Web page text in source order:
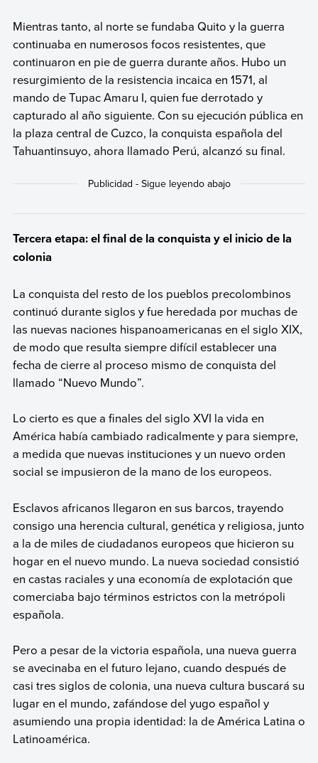
Mientras tanto, al norte se fundaba Quito y la guerra
continuaba en numerosos focos resistentes, que
continuaron en pie de guerra durante años. Hubo un
resurgimiento de la resistencia incaica en 1571, al
mando de Tupac Amaru I, quien fue derrotado y
capturado al año siguiente. Con su ejecución pública en
la plaza central de Cuzco, la conquista española del
Tahuantinsuyo, ahora llamado Perú, alcanzó su final.
Tercera etapa: el final de la conquista y el inicio de la
colonia
La conquista del resto de los pueblos precolombinos
continuó durante siglos y fue heredada por muchas de
las nuevas naciones hispanoamericanas en el siglo XIX,
de modo que resulta siempre difícil establecer una
fecha de cierre al proceso mismo de conquista del
llamado “Nuevo Mundo”.
Lo cierto es que a finales del siglo XVI la vida en
América había cambiado radicalmente y para siempre,
a medida que nuevas instituciones y un nuevo orden
social se impusieron de la mano de los europeos.
Esclavos africanos llegaron en sus barcos, trayendo
consigo una herencia cultural, genética y religiosa, junto
a la de miles de ciudadanos europeos que hicieron su
hogar en el nuevo mundo. La nueva sociedad consistió
en castas raciales y una economía de explotación que
comerciaba bajo términos estrictos con la metrópoli
española.
Pero a pesar de la victoria española, una nueva guerra
se avecinaba en el futuro lejano, cuando después de
casi tres siglos de colonia, una nueva cultura buscará su
lugar en el mundo, zafándose del yugo español y
asumiendo una propia identidad: la de América Latina o
Latinoamérica.